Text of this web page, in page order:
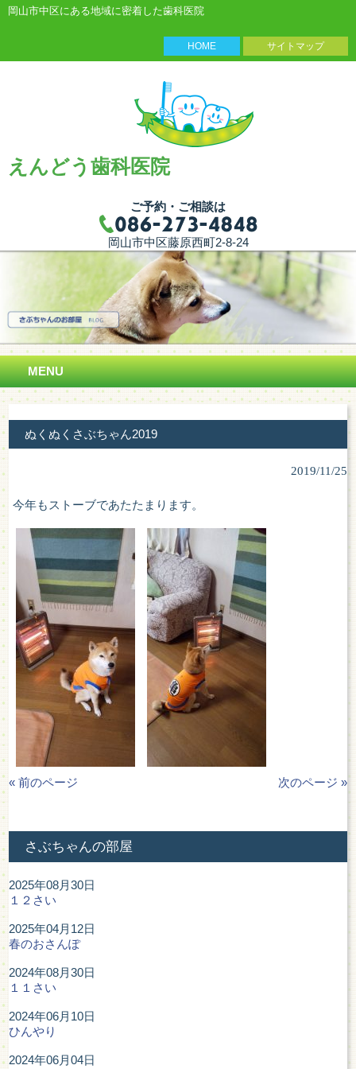
岡山市中区にある地域に密着した歯科医院
HOME サイトマップ
えんどう歯科医院
ご予約・ご相談は
岡山市中区藤原西町2-8-24
MENU
ぬくぬくさぶちゃん2019
2019/11/25
今年もストーブであたたまります。
« 前のページ 次のページ »
さぶちゃんの部屋
2025年08月30日
１２さい
2025年04月12日
春のおさんぽ
2024年08月30日
１１さい
2024年06月10日
ひんやり
2024年06月04日